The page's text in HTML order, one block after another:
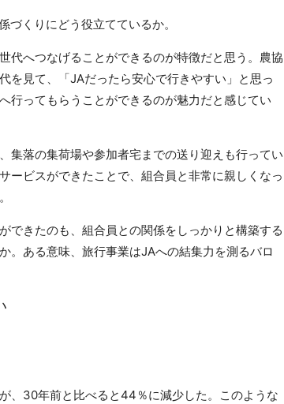
づくりにどう役立てているか。
代へつなげることができるのが特徴だと思う。農協
を見て、「JAだったら安心で行きやすい」と思っ
行ってもらうことができるのが魅力だと感じてい
集落の集荷場や参加者宅までの送り迎えも行ってい
ービスができたことで、組合員と非常に親しくなっ
できたのも、組合員との関係をしっかりと構築する
。ある意味、旅行事業はJAへの結集力を測るバロ
、30年前と比べると44％に減少した。このような